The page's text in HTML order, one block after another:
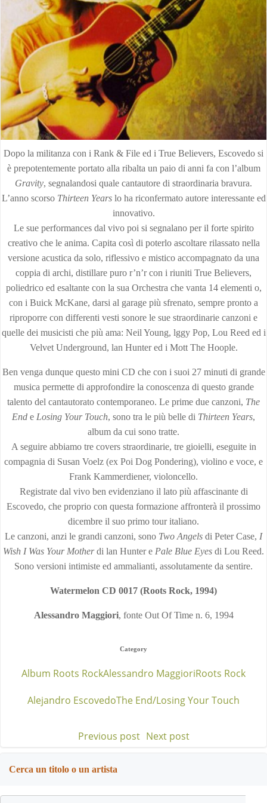
Dopo la militanza con i Rank & File ed i True Believers, Escovedo si
è prepotentemente portato alla ribalta un paio di anni fa con l’album
Gravity, segnalandosi quale cantautore di straordinaria bravura.
L’anno scorso Thirteen Yearslo ha riconfermato autore interessante ed
innovativo.
Le sue performances dal vivo poi si segnalano per il forte spirito
creativo che le anima. Capita così di poterlo ascoltare rilassato nella
versione acustica da solo, riflessivo e mistico accompagnato da una
coppia di archi, distillare puro r’n’r con i riuniti True Believers,
poliedrico ed esaltante con la sua Orchestra che vanta 14 elementi o,
con i Buick McKane, darsi al garage più sfrenato, sempre pronto a
riproporre con differenti vesti sonore le sue straordinarie canzoni e
quelle dei musicisti che più ama: Neil Young, lggy Pop, Lou Reed ed i
Velvet Underground, lan Hunter ed i Mott The Hoople.
Ben venga dunque questo mini CD che con i suoi 27 minuti di grande
musica permette di approfondire la conoscenza di questo grande
talento del cantautorato contemporaneo. Le prime due canzoni, The
End e Losing Your Touch, sono tra le più belle di Thirteen Years,
album da cui sono tratte.
A seguire abbiamo tre covers straordinarie, tre gioielli, eseguite in
compagnia di Susan Voelz (ex Poi Dog Pondering), violino e voce, e
Frank Kammerdiener, violoncello.
Registrate dal vivo ben evidenziano il lato più affascinante di
Escovedo, che proprio con questa formazione affronterà il prossimo
dicembre il suo primo tour italiano.
Le canzoni, anzi le grandi canzoni, sono Two Angels di Peter Case, I
Wish I Was Your Motherdi lan Hunter e Pale Blue Eyes di Lou Reed.
Sono versioni intimiste ed ammalianti, assolutamente da sentire.
Watermelon CD 0017 (Roots Rock, 1994)
Alessandro Maggiori, fonte Out Of Time n. 6, 1994
Category
Album Roots RockAlessandro MaggioriRoots Rock
Alejandro EscovedoThe End/Losing Your Touch
Post
navigation
Previous post Post
Next post
Cerca un titolo o un artista
Search